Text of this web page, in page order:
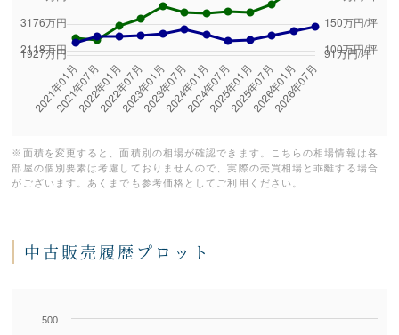
※面積を変更すると、面積別の相場が確認できます。こちらの相場情報は各
部屋の個別要素は考慮しておりませんので、実際の売買相場と乖離する場合
がございます。あくまでも参考価格としてご利用ください。
中古販売履歴プロット
Series 1
500